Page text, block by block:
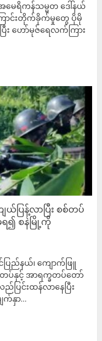
ေရိကန်သမ္မတ ဒေါ်နယ်
ာင်းတိုက်ခိုက်မှုတွေ ပိုမို
း ဟော်မုဇ်ရေလက်ကြား
ပြန့်လာပြီး စစ်တပ်
၍ စနဲမြို့ကို
ည်နယ်၊ ကျောက်ဖြူ
ပ်နှင့် အာရက္ခတပ်တော်
ပြင်းထန်လာနေပြီး
နှာ...